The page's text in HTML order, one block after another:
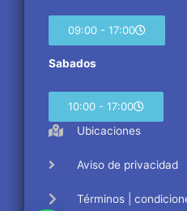
09:00 - 17:00
Sabados
10:00 - 17:00
Ubicaciones
Aviso de privacidad
Términos |